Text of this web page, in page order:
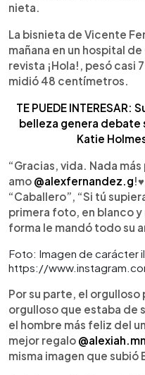
nieta.
La bisnieta de Vicente
mañana en un hospital
revista ¡Hola!, pesó casi
midió 48 centímetros.
TE PUEDE INTERESAR:
belleza genera debate
Katie
“Gracias, vida. Nada
amo @alexfernandez.g
“Caballero”, “Si tú
primera foto, en blanco
forma le mandó todo su
Foto: Imagen de carácter
https://
Por su parte, el
orgulloso que estaba de
el hombre más feliz del
mejor regalo
misma imagen que subió